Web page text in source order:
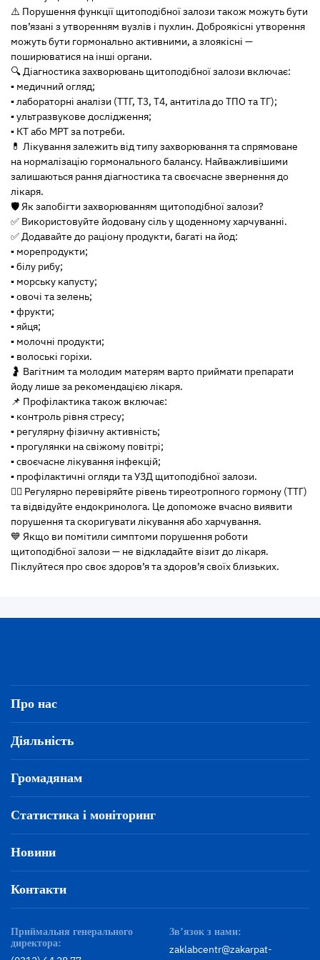
⚠️ Порушення функції щитоподібної залози також можуть бути
пов’язані з утворенням вузлів і пухлин. Доброякісні утворення
можуть бути гормонально активними, а злоякісні —
поширюватися на інші органи.
🔍 Діагностика захворювань щитоподібної залози включає:
▪️ медичний огляд;
▪️ лабораторні аналізи (ТТГ, Т3, Т4, антитіла до ТПО та ТГ);
▪️ ультразвукове дослідження;
▪️ КТ або МРТ за потреби.
💊 Лікування залежить від типу захворювання та спрямоване
на нормалізацію гормонального балансу. Найважливішими
залишаються рання діагностика та своєчасне звернення до
лікаря.
🛡 Як запобігти захворюванням щитоподібної залози?
✅ Використовуйте йодовану сіль у щоденному харчуванні.
✅ Додавайте до раціону продукти, багаті на йод:
▪️ морепродукти;
▪️ білу рибу;
▪️ морську капусту;
▪️ овочі та зелень;
▪️ фрукти;
▪️ яйця;
▪️ молочні продукти;
▪️ волоські горіхи.
🤰 Вагітним та молодим матерям варто приймати препарати
йоду лише за рекомендацією лікаря.
📌 Профілактика також включає:
▪️ контроль рівня стресу;
▪️ регулярну фізичну активність;
▪️ прогулянки на свіжому повітрі;
▪️ своєчасне лікування інфекцій;
▪️ профілактичні огляди та УЗД щитоподібної залози.
👩‍⚕️ Регулярно перевіряйте рівень тиреотропного гормону (ТТГ)
та відвідуйте ендокринолога. Це допоможе вчасно виявити
порушення та скоригувати лікування або харчування.
💙 Якщо ви помітили симптоми порушення роботи
щитоподібної залози — не відкладайте візит до лікаря.
Піклуйтеся про своє здоров’я та здоров’я своїх близьких.
Про нас
Діяльність
Громадянам
Статистика і моніторинг
Новини
Контакти
Приймальня генерального
директора:
Зв’язок з нами:
zaklabcentr@zakarpat-